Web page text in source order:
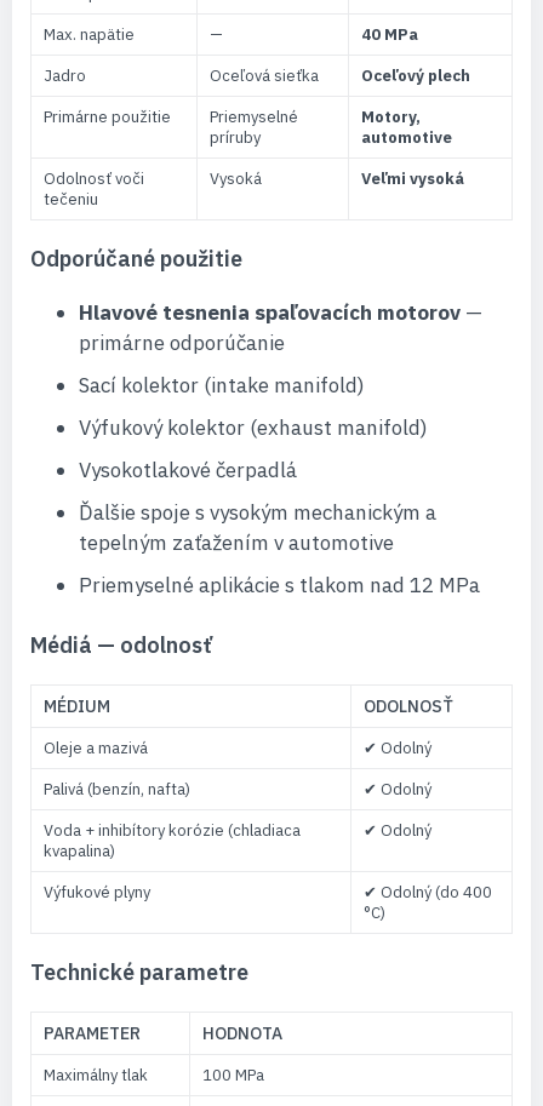
Max. napätie
—
40 MPa
Jadro
Oceľová sieťka
Oceľový plech
Primárne použitie
Priemyselné
príruby
Motory,
automotive
Odolnosť voči
tečeniu
Vysoká Veľmi vysoká
Odporúčané použitie
Hlavové tesnenia spaľovacích motorov —
primárne odporúčanie
Sací kolektor (intake manifold)
Výfukový kolektor (exhaust manifold)
Vysokotlakové čerpadlá
Ďalšie spoje s vysokým mechanickým a
tepelným zaťažením v automotive
Priemyselné aplikácie s tlakom nad 12 MPa
Médiá — odolnosť
MÉDIUM ODOLNOSŤ
Oleje a mazivá
✔ Odolný
Palivá (benzín, nafta)
✔ Odolný
Voda + inhibítory korózie (chladiaca
kvapalina)
✔ Odolný
Výfukové plyny
✔ Odolný (do 400
°C)
Technické parametre
PARAMETER HODNOTA
Maximálny tlak
100 MPa